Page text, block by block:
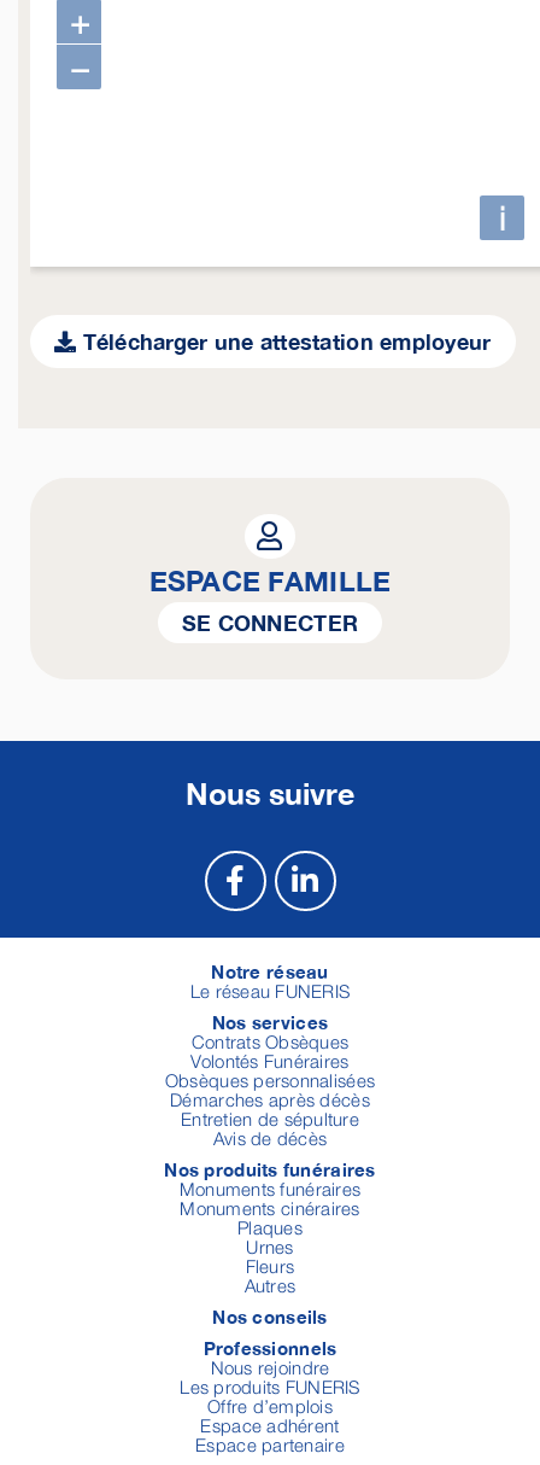
+
−
i
Télécharger une attestation employeur
ESPACE FAMILLE
SE CONNECTER
Nous suivre
Notre réseau
Le réseau FUNERIS
Nos services
Contrats Obsèques
Volontés Funéraires
Obsèques personnalisées
Démarches après décès
Entretien de sépulture
Avis de décès
Nos produits funéraires
Monuments funéraires
Monuments cinéraires
Plaques
Urnes
Fleurs
Autres
Nos conseils
Professionnels
Nous rejoindre
Les produits FUNERIS
Offre d’emplois
Espace adhérent
Espace partenaire